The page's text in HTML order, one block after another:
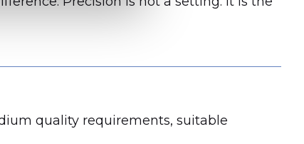
quality requirements, suitable